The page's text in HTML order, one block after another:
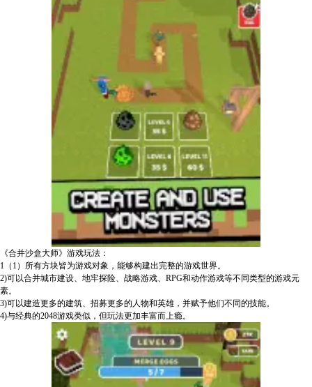
《合并沙盒大师》游戏玩法：
1（1）所有方块皆为游戏对象，能够构建出完整的游戏世界。
2)可以合并城市建设、地牢探险、战略游戏、RPG和动作游戏等不同类型的游戏元
素。
3)可以建造更多的建筑、招募更多的人物和英雄，并赋予他们不同的技能。
4)与经典的2048游戏类似，但玩法更加丰富而上瘾。